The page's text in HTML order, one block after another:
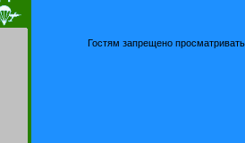
Гостям запрещено